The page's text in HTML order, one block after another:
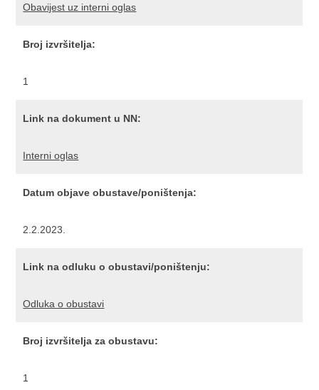
Obavijest uz interni oglas
Broj izvršitelja:
1
Link na dokument u NN:
Interni oglas
Datum objave obustave/poništenja:
2.2.2023.
Link na odluku o obustavi/poništenju:
Odluka o obustavi
Broj izvršitelja za obustavu:
1